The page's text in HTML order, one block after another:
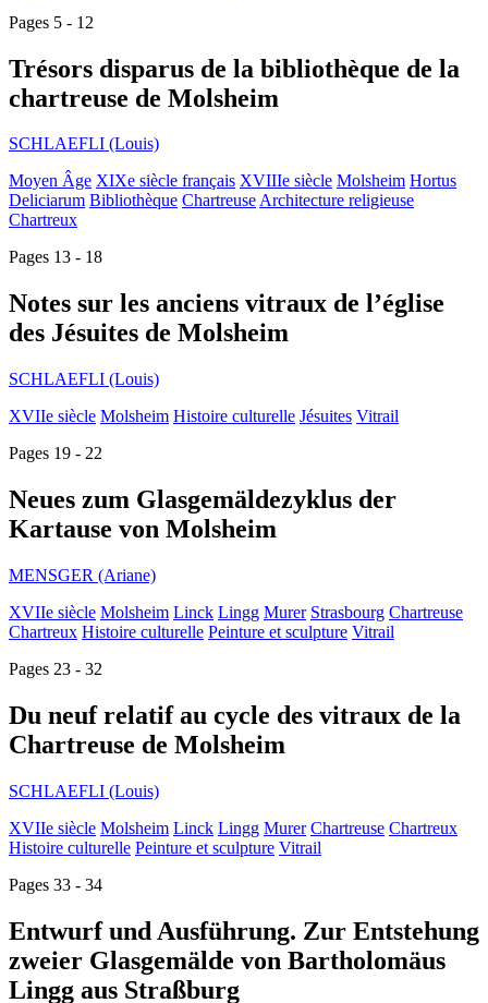
Pages 5 - 12
Trésors disparus de la bibliothèque de la
chartreuse de Molsheim
SCHLAEFLI (Louis)
Moyen Âge XIXe siècle français XVIIIe siècle Molsheim Hortus
Deliciarum Bibliothèque ChartreuseArchitecture religieuse
Chartreux
Pages 13 - 18
Notes sur les anciens vitraux de l’église
des Jésuites de Molsheim
SCHLAEFLI (Louis)
XVIIe siècle Molsheim Histoire culturelle Jésuites Vitrail
Pages 19 - 22
Neues zum Glasgemäldezyklus der
Kartause von Molsheim
MENSGER (Ariane)
XVIIe siècle Molsheim Linck Lingg Murer Strasbourg Chartreuse
Chartreux Histoire culturelle Peinture et sculpture Vitrail
Pages 23 - 32
Du neuf relatif au cycle des vitraux de la
Chartreuse de Molsheim
SCHLAEFLI (Louis)
XVIIe siècle Molsheim Linck Lingg Murer Chartreuse Chartreux
Histoire culturelle Peinture et sculpture Vitrail
Pages 33 - 34
Entwurf und Ausführung. Zur Entstehung
zweier Glasgemälde von Bartholomäus
Lingg aus Straßburg